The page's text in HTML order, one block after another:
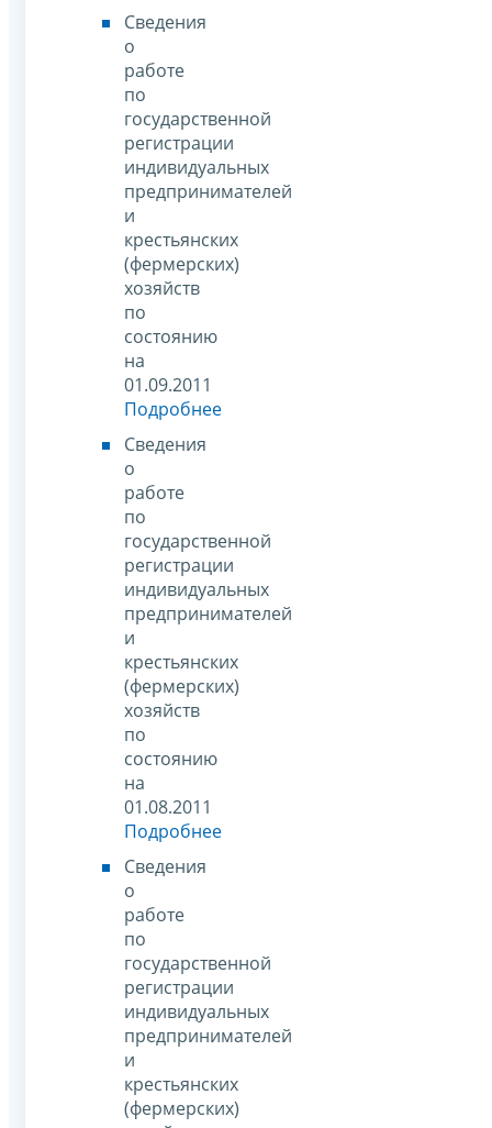
Сведения
о
работе
по
государственной
регистрации
индивидуальных
предпринимателей
и
крестьянских
(фермерских)
хозяйств
по
состоянию
на
01.09.2011
Подробнее
Сведения
о
работе
по
государственной
регистрации
индивидуальных
предпринимателей
и
крестьянских
(фермерских)
хозяйств
по
состоянию
на
01.08.2011
Подробнее
Сведения
о
работе
по
государственной
регистрации
индивидуальных
предпринимателей
и
крестьянских
(фермерских)